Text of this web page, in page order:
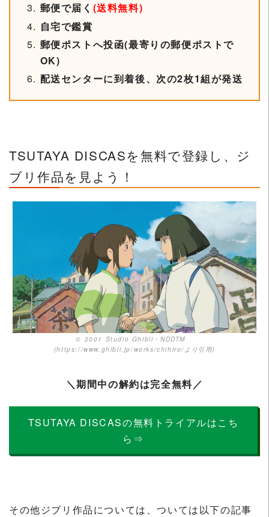
郵便で届く (送料無料)
自宅で鑑賞
郵便ポストへ投函(最寄りの郵便ポストで
OK)
配送センターに到着後、次の2枚1組が発送
TSUTAYA DISCASを無料で登録し、ジ
ブリ作品を見よう！
© 2001 Studio Ghibli・NDDTM
(https://www.ghibli.jp/works/chihiro/より引用)
＼期間中の解約は完全無料／
TSUTAYA DISCASの無料トライアルはこち
ら⇒
その他ジブリ作品については、ついては以下の記事